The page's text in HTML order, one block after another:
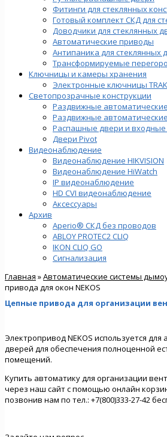
Фитинги для стеклянных
Готовый комплект СКД для
Доводчики для стеклянных
Автоматические приводы
Антипаника для стеклянных
Трансформируемые
Ключницы и камеры хранения
Электронные ключницы
Светопрозрачные конструкции
Раздвижные
Раздвижные
Распашные двери и входные
Двери Pivot
Видеонаблюдение
Видеонаблюдение HIKVISION
Видеонаблюдение HiWatch
IP видеонаблюдение
HD CVI видеонаблюдение
Аксессуары
Архив
Aperio® СКД без проводов
ABLOY PROTEC2 CLIQ
IKON CLIQ GO
Сигнализация
Главная »Автоматические системы
привода для окон NEKOS
Цепные привода для организации
Электропривод NEKOS используется для
дверей для обеспечения полноценной
помещений.
Купить автоматику для организации
через наш сайт с помощью онлайн
позвонив нам по тел.: +7(800)333-27-42